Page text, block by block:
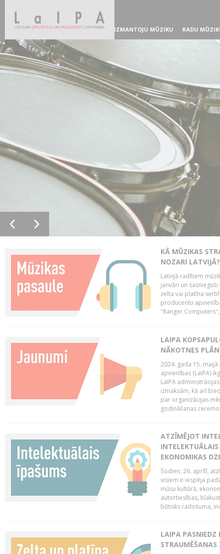
IZMANTOJU MŪZIKU RADU
KĀ MŪZIKAS
NOZARI LATVIJĀ?
Latvijā radītiem
janvāri un
zelta vai platīna
producentu
"Ranger
LAIPA
NĀKOTNES
2024. gada 15.
apvienības (LaIPA)
LaIPA
izmaksām, kā arī
par organizācijas
godināšanas
ATZĪMĒJOT
EKONOMIKAS
Šodien, 26. aprīlī,
visiem ir iespēja
mūsu kultūrā,
autortiesības,
būtisks radošuma,
LAIPA PASNIEDZ